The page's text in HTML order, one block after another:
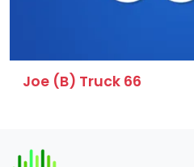
Joe (B) Truck 66